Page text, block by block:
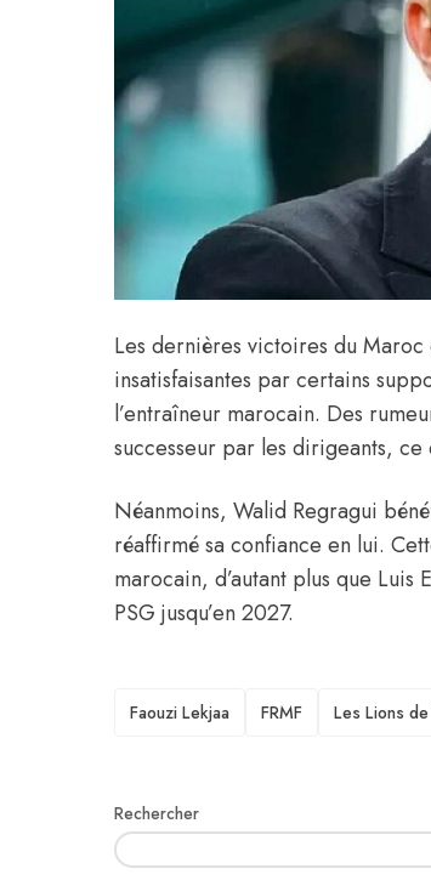
Les dernières victoires du
insatisfaisantes par certains
l’entraîneur marocain. Des
successeur par les dirigeants,
Néanmoins, Walid Regragui
réaffirmé sa confiance en lui.
marocain, d’autant plus que
PSG jusqu’en 2027.
TAGS
Faouzi Lekjaa FRMF Les Lions
Rechercher